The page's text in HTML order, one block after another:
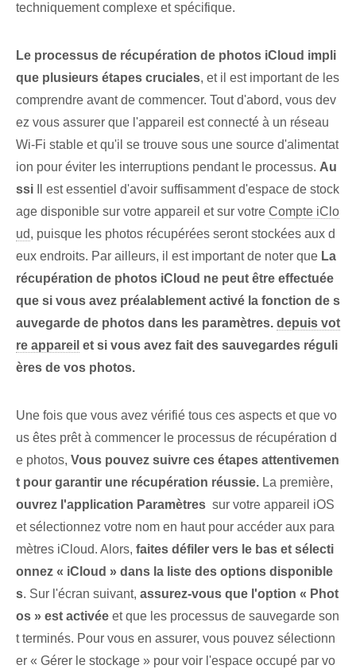
techniquement complexe et spécifique.
Le processus de récupération de photos iCloud impli
que plusieurs étapes cruciales, et il est important de les
comprendre avant de commencer. Tout d'abord, vous dev
ez vous assurer que l'appareil est connecté à un réseau
Wi-Fi stable et qu'il se trouve sous une source d'alimentat
ion pour éviter les interruptions pendant le processus. Au
ssi Il est essentiel d'avoir suffisamment d'espace de stock
age disponible sur votre appareil et sur votre Compte iClo
ud, puisque les photos récupérées seront stockées aux d
eux endroits. Par ailleurs, il est important de noter que La
récupération de photos iCloud ne peut être effectuée
que si vous avez préalablement activé la fonction de s
auvegarde de photos dans les paramètres. depuis vot
re appareil et si vous avez fait des sauvegardes réguli
ères de vos photos.
Une fois que vous avez vérifié tous ces aspects et que vo
us êtes prêt à commencer le processus de récupération d
e photos, Vous pouvez suivre ces étapes⁢ attentivemen
t pour garantir une récupération réussie. La première,
ouvrez l'application Paramètres ⁢ sur votre appareil iOS
et sélectionnez votre nom en haut pour accéder aux para
mètres iCloud. Alors, faites défiler vers le bas et sélecti
onnez « iCloud »⁢ dans la liste‌ des options disponible
s. Sur l'écran suivant, assurez-vous⁢ que l'option « Phot
os » est activée ‌et que les processus de sauvegarde son
t terminés. Pour vous en assurer, vous pouvez sélectionn
er « Gérer le stockage » pour voir l'espace occupé par vo